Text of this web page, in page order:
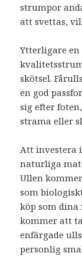
strumpor
att svettas,
Ytterligare
skötsel.
en god
sig efter
strama eller
Att investera
naturliga
Ullen
som
köp som dina
kommer att
enfärgade
personlig